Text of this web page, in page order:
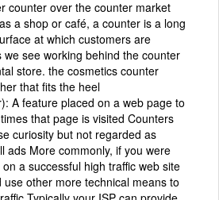
counter over the counter market
a shop or café, a counter is a long
at which customers are
see working behind the counter
store. the cosmetics counter
that fits the heel
A feature placed on a web page to
that page is visited Counters
curiosity but not regarded as
ads More commonly, if you were
a successful high traffic web site
other more technical means to